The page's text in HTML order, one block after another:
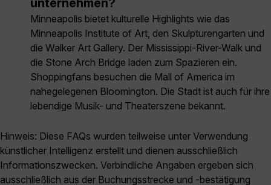
unternehmen?
Minneapolis bietet kulturelle Highlights wie das
Minneapolis Institute of Art, den Skulpturengarten und
die Walker Art Gallery. Der Mississippi-River-Walk und
die Stone Arch Bridge laden zum Spazieren ein.
Shoppingfans besuchen die Mall of America im
nahegelegenen Bloomington. Die Stadt ist auch für ihre
lebendige Musik- und Theaterszene bekannt.
Hinweis: Diese FAQs wurden teilweise unter Verwendung
künstlicher Intelligenz erstellt und dienen ausschließlich
Informationszwecken. Verbindliche Angaben ergeben sich
ausschließlich aus der Buchungsstrecke und -bestätigung